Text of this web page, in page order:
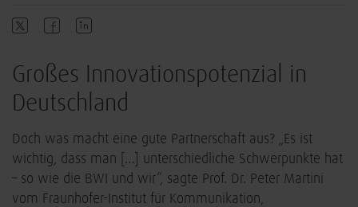
Großes Innovationspotenzial in
Deutschland
Doch was macht eine gute Partnerschaft aus? „Es ist
wichtig, dass man […] unterschiedliche Schwerpunkte hat
– so wie die BWI und wir“, sagte Prof. Dr. Peter Martini
vom Fraunhofer-Institut für Kommunikation,